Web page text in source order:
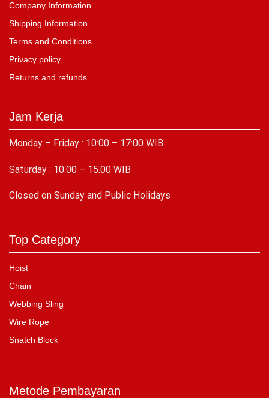
Company Information
Shipping Information
Terms and Conditions
Privacy policy
Returns and refunds
Jam Kerja
Monday – Friday : 10:00 – 17:00 WIB
Saturday : 10.00 – 15.00 WIB
C losed on Sunday and Public Holidays
Top Category
Hoist
Chain
Webbing Sling
Wire Rope
Snatch Block
Metode Pembayaran